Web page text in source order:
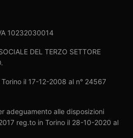
10232030014
DEL TERZO SETTORE
il 17-12-2008 al n° 24567
adeguamento alle disposizioni
reg.to in Torino il 28-10-2020 al